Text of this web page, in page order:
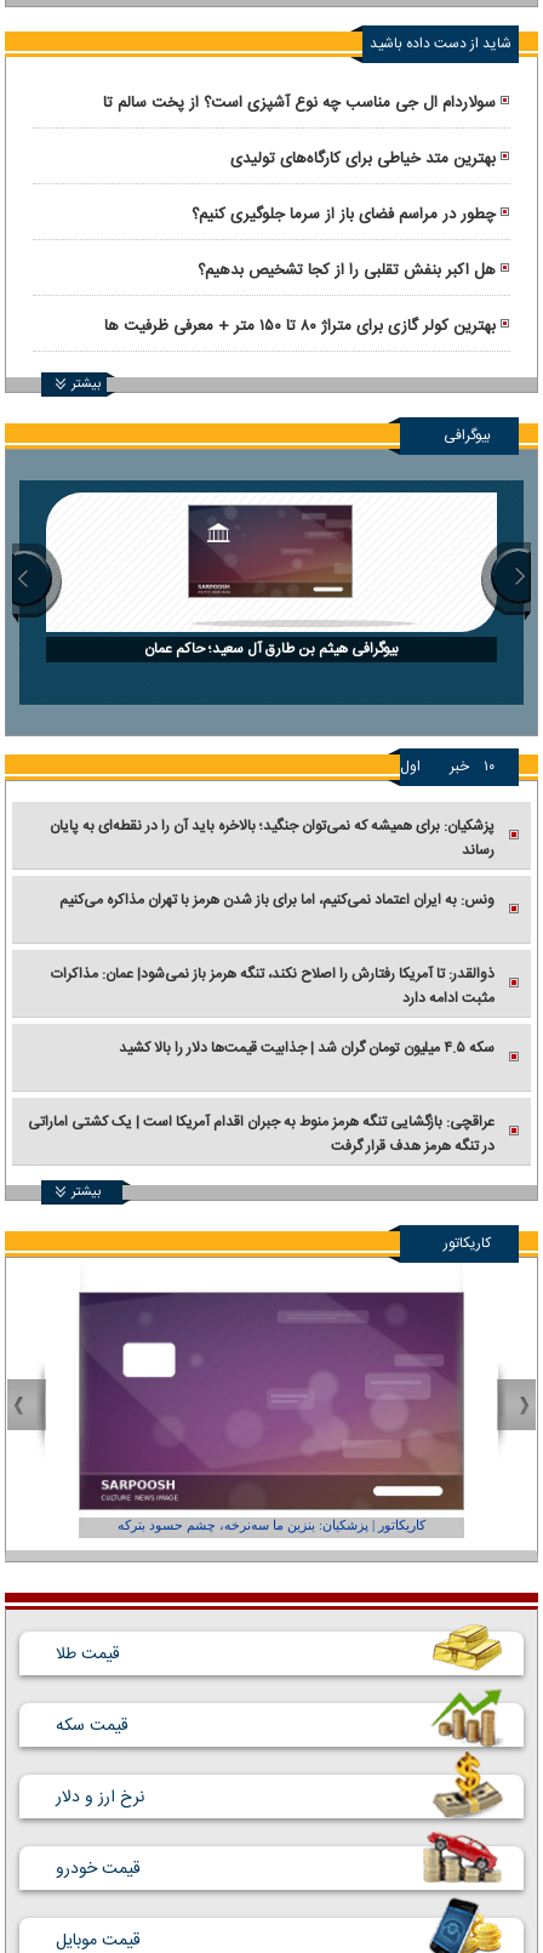
شاید از دست داده باشید
سولاردام ال جی مناسب چه نوع آشپزی است؟ از پخت سالم تا
غذاهای گریل شده
بهترین متد خیاطی برای کارگاه‌های تولیدی
چطور در مراسم فضای باز از سرما جلوگیری کنیم؟
هل اکبر بنفش تقلبی را از کجا تشخیص بدهیم؟
بهترین کولر گازی برای متراژ ۸۰ تا ۱۵۰ متر + معرفی ظرفیت ها
بیشتر
بیوگرافی
بیوگرافی هیثم بن طارق آل سعید؛ حاکم عمان
۱۰ خبر اول
پزشکیان: برای همیشه که نمی‌توان جنگید؛ بالاخره باید آن را در نقطه‌ای به پایان
رساند
ونس: به ایران اعتماد نمی‌کنیم، اما برای باز شدن هرمز با تهران مذاکره می‌کنیم
ذوالقدر: تا آمریکا رفتارش را اصلاح نکند، تنگه هرمز باز نمی‌شود| عمان: مذاکرات
مثبت ادامه دارد
سکه ۴.۵ میلیون تومان گران شد | جذابیت قیمت‌ها دلار را بالا کشید
عراقچی: بازگشایی تنگه هرمز منوط به جبران اقدام آمریکا است | یک کشتی اماراتی
در تنگه هرمز هدف قرار گرفت
بیشتر
کاریکاتور
کاریکاتور | پزشکیان: بنزین ما سه‌نرخه، چشم حسود بترکه
قیمت طلا
قیمت سکه
نرخ ارز و دلار
قیمت خودرو
قیمت موبایل